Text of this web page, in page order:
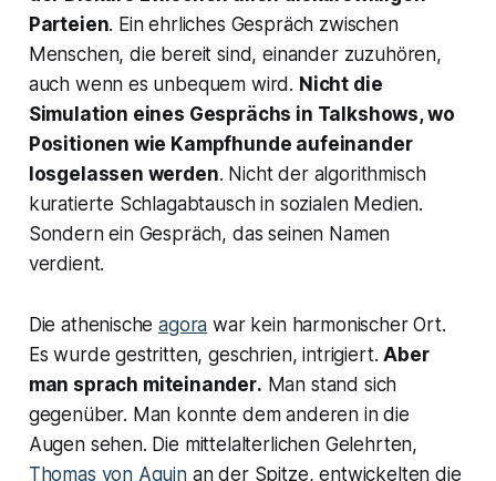
Parteien. Ein ehrliches Gespräch zwischen
Menschen, die bereit sind, einander zuzuhören,
auch wenn es unbequem wird. Nicht die
Simulation eines Gesprächs in Talkshows, wo
Positionen wie Kampfhunde aufeinander
losgelassen werden. Nicht der algorithmisch
kuratierte Schlagabtausch in sozialen Medien.
Sondern ein Gespräch, das seinen Namen
verdient.
Die athenischeagora war kein harmonischer Ort.
Es wurde gestritten, geschrien, intrigiert.Aber
man sprach miteinander. Man stand sich
gegenüber. Man konnte dem anderen in die
Augen sehen. Die mittelalterlichen Gelehrten,
Thomas von Aquinan der Spitze, entwickelten die